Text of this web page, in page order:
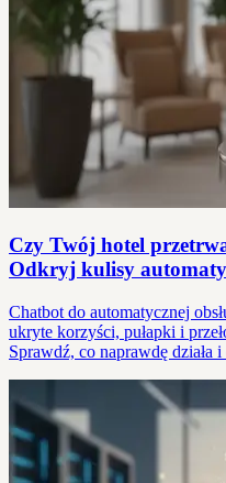
Czy Twój hotel
Odkryj kulisy
Chatbot do automatycznej
ukryte korzyści, pułapki i
Sprawdź, co naprawdę działa